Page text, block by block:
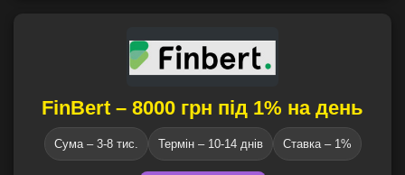
FinBert – 8000 грн під 1% на день
Сума – 3-8 тис. Термін – 10-14 днів Ставка – 1%